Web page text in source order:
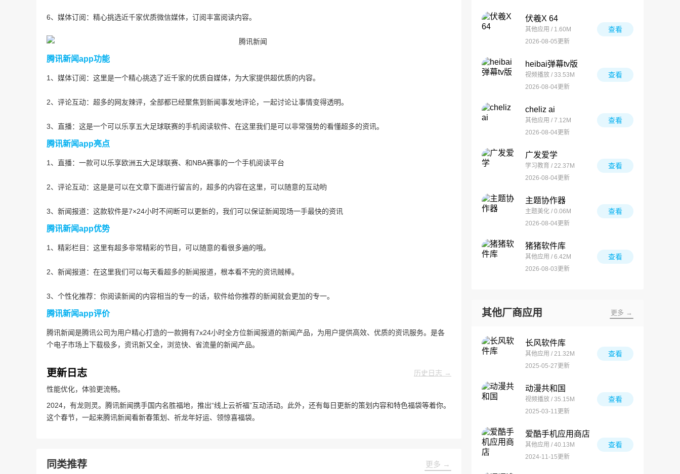
6、媒体订阅：精心挑选近千家优质微信媒体，订阅丰富阅读内容。
腾讯新闻app功能
1、媒体订阅：这里是一个精心挑选了近千家的优质自媒体，为大家提供超优质的内容。
2、评论互动：超多的网友辣评，全部都已经聚焦到新闻事发地评论，一起讨论让事情变得透明。
3、直播：这是一个可以乐享五大足球联赛的手机阅读软件、在这里我们是可以非常强势的看懂超多的资讯。
腾讯新闻app亮点
1、直播：一款可以乐享欧洲五大足球联赛、和NBA赛事的一个手机阅读平台
2、评论互动：这是是可以在文章下面进行留言的，超多的内容在这里，可以随意的互动哟
3、新闻报道：这款软件是7×24小时不间断可以更新的，我们可以保证新闻现场一手最快的资讯
腾讯新闻app优势
1、精彩栏目：这里有超多非常精彩的节目，可以随意的看很多遍的哦。
2、新闻报道：在这里我们可以每天看超多的新闻报道，根本看不完的资讯贼棒。
3、个性化推荐：你阅读新闻的内容相当的专一的话，软件给你推荐的新闻就会更加的专一。
腾讯新闻app评价
腾讯新闻是腾讯公司为用户精心打造的一款拥有7x24小时全方位新闻报道的新闻产品，为用户提供高效、优质的资讯服务。是各
个电子市场上下载极多，资讯新又全，浏览快、省流量的新闻产品。
更新日志
历史日志 →
性能优化，体验更流畅。
2024，有龙则灵。腾讯新闻携手国内名胜福地，推出“线上云祈福”互动活动。此外，还有每日更新的策划内容和特色福袋等着你。
这个春节，一起来腾讯新闻看新春策划、祈龙年好运、领惊喜福袋。
同类推荐 更多 →
伏羲X 64
其他应用 / 1.60M
2026-08-05更新
查看
heibai弹幕tv版
视频播放 / 33.53M
2026-08-04更新
查看
cheliz ai
其他应用 / 7.12M
2026-08-04更新
查看
广发爱学
学习教育 / 22.37M
2026-08-04更新
查看
主题协作器
主题美化 / 0.06M
2026-08-04更新
查看
猪猪软件库
其他应用 / 6.42M
2026-08-03更新
查看
其他厂商应用 更多 →
长风软件库
其他应用 / 21.32M
2025-05-27更新
查看
动漫共和国
视频播放 / 35.15M
2025-03-11更新
查看
爱酷手机应用商店
其他应用 / 40.13M
2024-11-15更新
查看